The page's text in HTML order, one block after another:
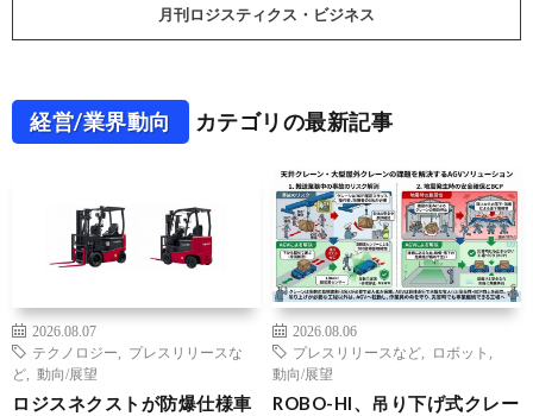
月刊ロジスティクス・ビジネス
経営/業界動向 カテゴリの最新記事
2026.08.07
テクノロジー
プレスリリースな
ど
動向/展望
ロジスネクストが防爆仕様車
2026.08.06
プレスリリースなど
ロボット
動向/展望
ROBO-HI、吊り下げ式クレー